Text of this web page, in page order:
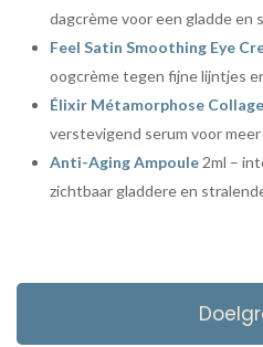
dagcrème voor een gladde en
Feel Satin Smoothing Eye
oogcrème tegen fijne lijntjes
Élixir Métamorphose
verstevigend serum voor
Anti-Aging Ampoule 2ml –
zichtbaar gladdere en